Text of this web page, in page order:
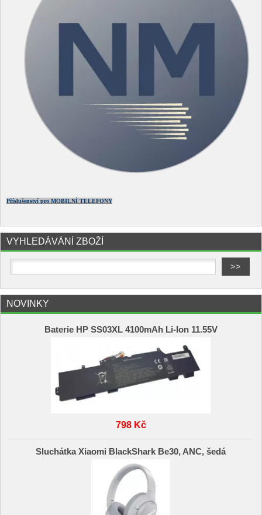
Příslušenství pro MOBILNÍ TELEFONY
VYHLEDÁVÁNÍ ZBOŽÍ
NOVINKY
Baterie HP SS03XL 4100mAh Li-Ion 11.55V
798 Kč
Sluchátka Xiaomi BlackShark Be30, ANC, šedá